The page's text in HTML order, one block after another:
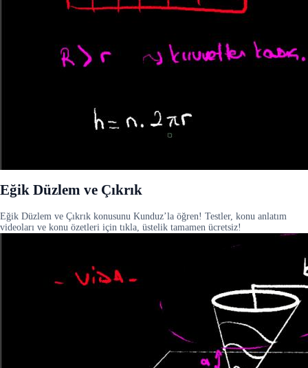
Eğik Düzlem ve Çıkrık
Eğik Düzlem ve Çıkrık konusunu Kunduz’la öğren! Testler, konu anlatım
videoları ve konu özetleri için tıkla, üstelik tamamen ücretsiz!